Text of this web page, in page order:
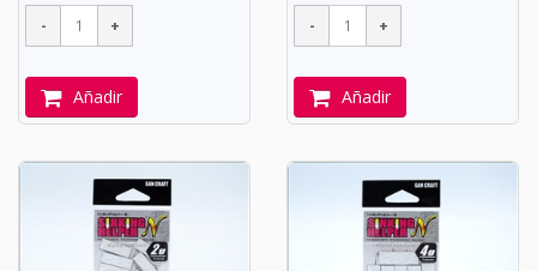
Añadir Añadir